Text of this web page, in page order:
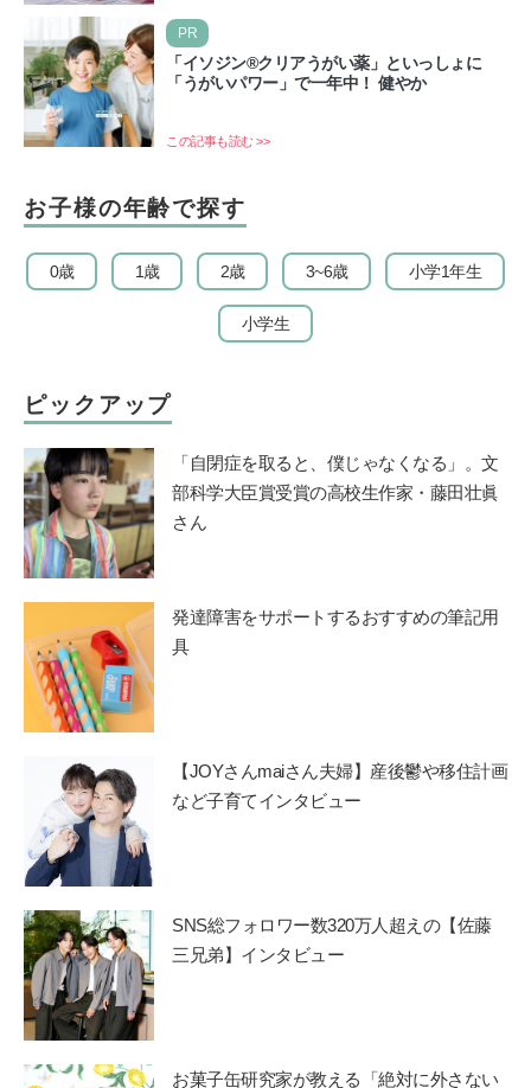
PR
「イソジン®クリアうがい薬」といっしょに
「うがいパワー」で一年中！ 健やか
この記事も読む >>
お子様の年齢で探す
0歳 1歳 2歳 3~6歳 小学1年生
小学生
ピックアップ
「自閉症を取ると、僕じゃなくなる」。文
部科学大臣賞受賞の高校生作家・藤田壮眞
さん
発達障害をサポートするおすすめの筆記用
具
【JOYさんmaiさん夫婦】産後鬱や移住計画
など子育てインタビュー
SNS総フォロワー数320万人超えの【佐藤
三兄弟】インタビュー
お菓子缶研究家が教える「絶対に外さない